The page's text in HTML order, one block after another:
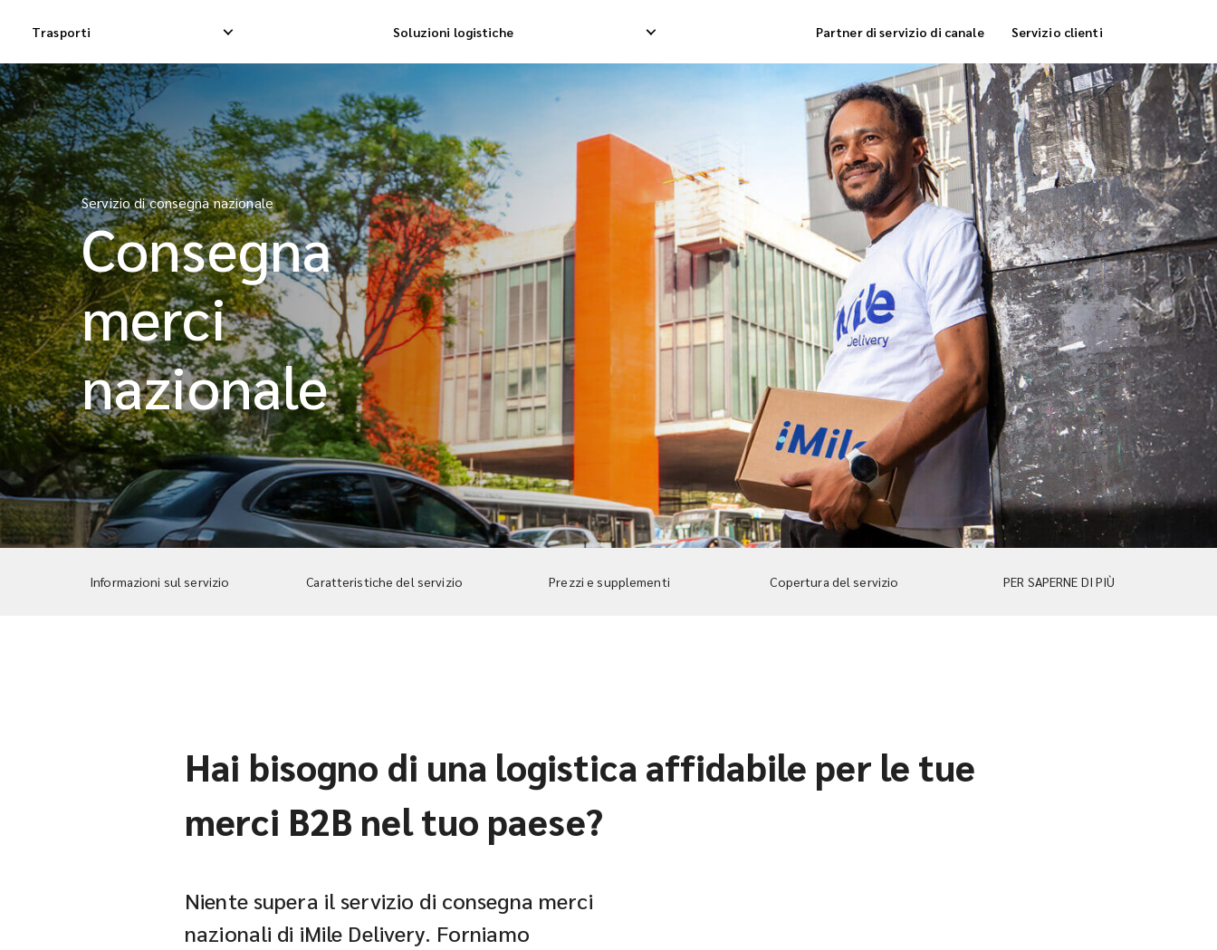
Trasporti Soluzioni logistiche
Consegna espressa nazionale
Consegna Dropship nazionale
Consegna merci nazionale
Consegna Dropship internazionale
Consegna merci internazionale
Spedizione di consolidamento internazionale
Ritiro inverso
Gestione resi
Servizio di stoccaggio
Consegna di evasione degli ordini
Consegna di
Partner di servizio di canale Servizio clienti
Servizio di consegna nazionale
Consegna
merci
nazionale
Informazioni sul servizio Caratteristiche del servizio Prezzi e supplementi Copertura del servizio PER SAPERNE DI PIÙ
Hai bisogno di una logistica affidabile per le tue
merci B2B nel tuo paese?
Niente supera il servizio di consegna merci
nazionali di iMile Delivery. Forniamo